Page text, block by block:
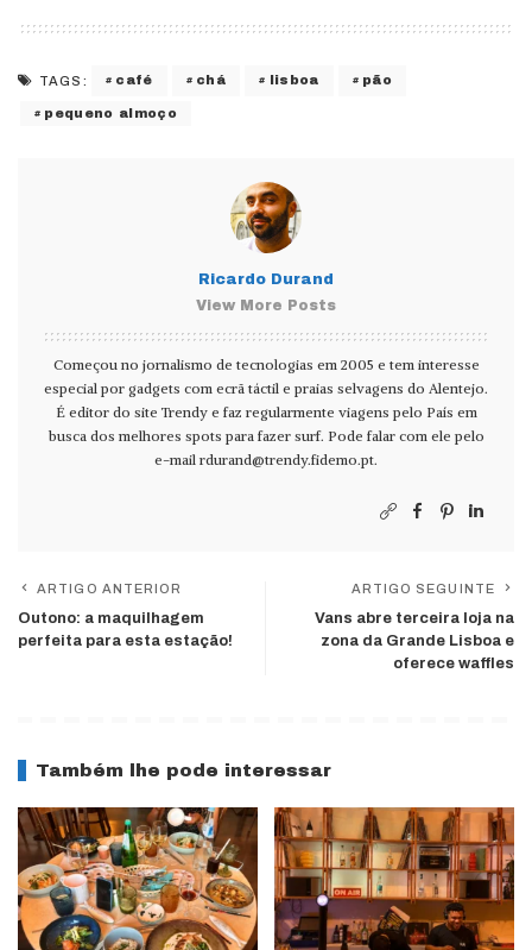
TAGS: café chá lisboa pão
pequeno almoço
Ricardo Durand
View More Posts
Começou no jornalismo de tecnologias em 2005 e tem interesse
especial por gadgets com ecrã táctil e praias selvagens do Alentejo.
É editor do site Trendy e faz regularmente viagens pelo País em
busca dos melhores spots para fazer surf. Pode falar com ele pelo
e-mail rdurand@trendy.fidemo.pt.
ARTIGO ANTERIOR
Outono: a maquilhagem
perfeita para esta estação!
ARTIGO SEGUINTE
Vans abre terceira loja na
zona da Grande Lisboa e
oferece waffles
Também lhe pode interessar